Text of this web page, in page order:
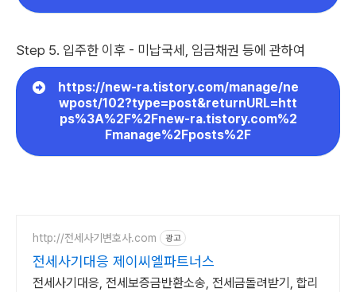
Step 5. 입주한 이후 - 미납국세, 임금채권 등에 관하여
https://new-ra.tistory.com/manage/ne
wpost/102?type=post&returnURL=htt
ps%3A%2F%2Fnew-ra.tistory.com%2
Fmanage%2Fposts%2F
http://전세사기변호사.com 광고
전세사기대응 제이씨엘파트너스
전세사기대응, 전세보증금반환소송, 전세금돌려받기, 합리